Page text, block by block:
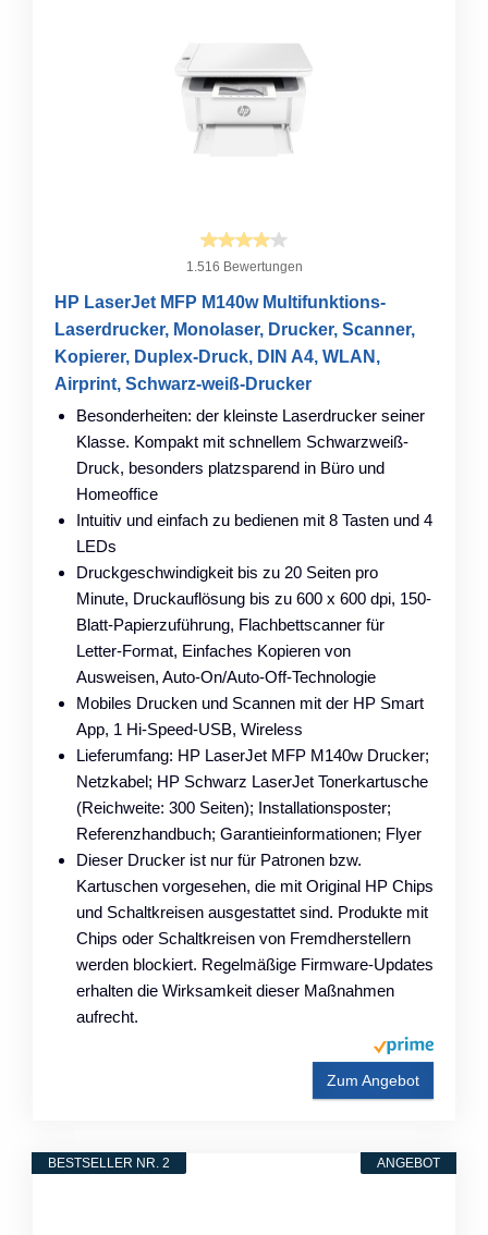
1.516 Bewertungen
HP LaserJet MFP M140w Multifunktions-
Laserdrucker, Monolaser, Drucker, Scanner,
Kopierer, Duplex-Druck, DIN A4, WLAN,
Airprint, Schwarz-weiß-Drucker
Besonderheiten: der kleinste Laserdrucker seiner
Klasse. Kompakt mit schnellem Schwarzweiß-
Druck, besonders platzsparend in Büro und
Homeoffice
Intuitiv und einfach zu bedienen mit 8 Tasten und 4
LEDs
Druckgeschwindigkeit bis zu 20 Seiten pro
Minute, Druckauflösung bis zu 600 x 600 dpi, 150-
Blatt-Papierzuführung, Flachbettscanner für
Letter-Format, Einfaches Kopieren von
Ausweisen, Auto-On/Auto-Off-Technologie
Mobiles Drucken und Scannen mit der HP Smart
App, 1 Hi-Speed-USB, Wireless
Lieferumfang: HP LaserJet MFP M140w Drucker;
Netzkabel; HP Schwarz LaserJet Tonerkartusche
(Reichweite: 300 Seiten); Installationsposter;
Referenzhandbuch; Garantieinformationen; Flyer
Dieser Drucker ist nur für Patronen bzw.
Kartuschen vorgesehen, die mit Original HP Chips
und Schaltkreisen ausgestattet sind. Produkte mit
Chips oder Schaltkreisen von Fremdherstellern
werden blockiert. Regelmäßige Firmware-Updates
erhalten die Wirksamkeit dieser Maßnahmen
aufrecht.
Zum Angebot
ANGEBOT
BESTSELLER NR. 2